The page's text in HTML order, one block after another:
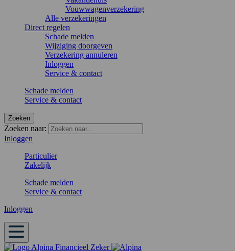
Vouwwagenverzekering
Alle verzekeringen
Direct regelen
Schade melden
Wijziging doorgeven
Verzekering annuleren
Inloggen
Service & contact
Schade melden
Service & contact
Zoeken
Zoeken naar:
Inloggen
Particulier
Zakelijk
Schade melden
Service & contact
Inloggen